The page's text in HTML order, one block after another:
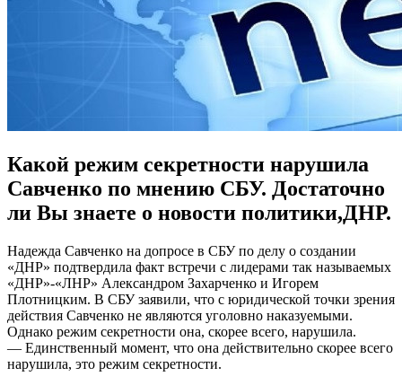
Какой режим секретности нарушила
Савченко по мнению СБУ. Достаточно
ли Вы знаете о новости политики,ДНР.
Нaдeждa Сaвчeнкo на допросе в СБУ по делу о создании
«ДНР» подтвердила факт встречи с лидерами так называемых
«ДНР»-«ЛНР» Александром Захарченко и Игорем
Плотницким. В СБУ заявили, что с юридической точки зрения
действия Савченко не являются уголовно наказуемыми.
Однако режим секретности она, скорее всего, нарушила.
— Единственный момент, что она действительно скорее всего
нарушила, это режим секретности.